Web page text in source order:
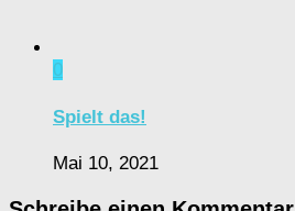
0
Spielt das!
Mai 10, 2021